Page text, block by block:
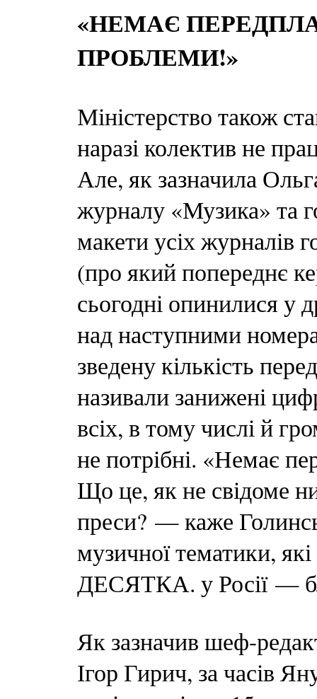
«НЕМАЄ
ПРОБЛЕМИ!»
Міністерство також
наразі колектив не
Але, як зазначила
журналу «Музика» та
макети усіх журналів
(про який попереднє
сьогодні опинилися у
над наступними
зведену кількість
називали занижені
всіх, в тому числі й
не потрібні. «Немає
Що це, як не свідоме
преси? — каже
музичної тематики,
ДЕСЯТКА. у Росії —
Як зазначив шеф-
Ігор Гирич, за часів